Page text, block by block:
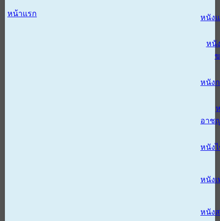
หน้าแรก หนัง
หนั
หนัง
อาช
หนัง
หนังเ
หนัง